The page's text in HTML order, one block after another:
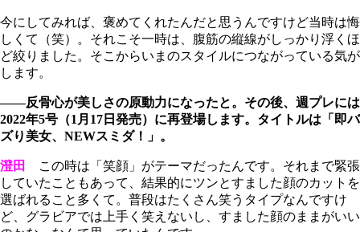
今にしてみれば、褒めてくれたんだと思うんですけど当時は悔
しくて（笑）。それこそ一時は、腹筋の縦線がしっかり浮くほ
ど絞りました。そこからいまのスタイルにつながっている気が
します。
――反骨心が美しさの原動力になったと。その後、週プレには
2022年5号（1月17日発売）に再登場します。タイトルは「即バ
ズり美女、NEWスミダ！」。
澄田
この時は「笑顔」がテーマだったんです。それまで緊張
していたこともあって、結果的にツンとすました顔のカットを
選ばれること多くて。普段はたくさん笑うタイプなんですけ
ど、グラビアでは上手く笑えないし、すました顔のままがいい